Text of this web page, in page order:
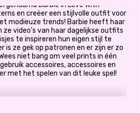
genaamd Barbie In Love With
en creëer een stijlvolle outfit voor
modieuze trends! Barbie heeft haar
ze video's van haar dagelijkse outfits
te inspireren hun eigen stijl te
is ze gek op patronen en er zijn er zo
niet bang om veel prints in één
accessoires, accessoires en
met het spelen van dit leuke spel!